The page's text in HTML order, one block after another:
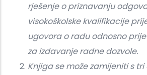
rješenje o priznavanju
visokoškolske kvalifikacije
ugovora o radu odnosno
za izdavanje radne dozvole.
Knjiga se može zamijeniti s